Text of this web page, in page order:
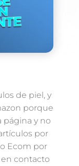
de piel, y
porque
y no
por
Ecom por
contacto